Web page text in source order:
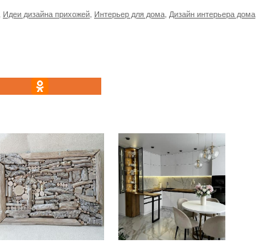
Идеи дизайна прихожей Интерьер для дома Дизайн интерьера дома